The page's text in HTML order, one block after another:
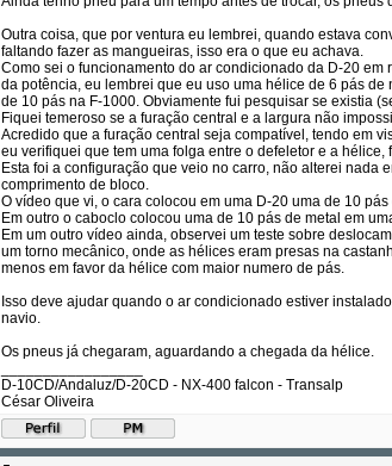
Outra coisa, que por ventura eu lembrei, quando estava
faltando fazer as mangueiras, isso era o que eu achava.
Como sei o funcionamento do ar condicionado da D-20
da potência, eu lembrei que eu uso uma hélice de 6 pás
de 10 pás na F-1000. Obviamente fui pesquisar se existia
Fiquei temeroso se a furação central e a largura não
Acredido que a furação central seja compatível, tendo em
eu verifiquei que tem uma folga entre o defeletor e a
Esta foi a configuração que veio no carro, não alterei nada
comprimento de bloco.
O vídeo que vi, o cara colocou em uma D-20 uma de 10
Em outro o caboclo colocou uma de 10 pás de metal em
Em um outro vídeo ainda, observei um teste sobre
um torno mecânico, onde as hélices eram presas na
menos em favor da hélice com maior numero de pás.
Isso deve ajudar quando o ar condicionado estiver
navio.
Os pneus já chegaram, aguardando a chegada da hélice.
D-10CD/Andaluz/D-20CD - NX-400 falcon - Transalp
César Oliveira